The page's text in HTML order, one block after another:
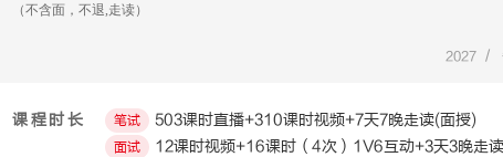
（不含面，不退,走读）
2027 /
课程时长 笔试 503课时直播+310课时视频+7天7晚走读(面授)
面试 12课时视频+16课时（4次）1V6互动+3天3晚走